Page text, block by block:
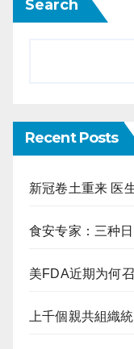
Search
Recent Posts
新冠卷土重来 医
食安专家：三种
美FDA近期为何
上千個親共組織